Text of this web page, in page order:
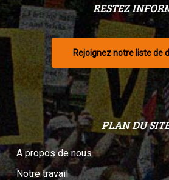
RESTEZ
Rejoignez notre liste de
PLAN DU
A propos de nous
Notre travail